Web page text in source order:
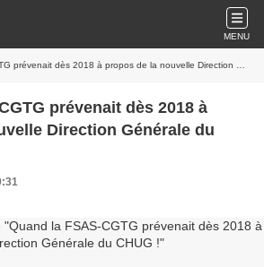
MENU
dès 2018 à propos de la nouvelle Direction Générale du CHUG !
prévenait dès 2018 à
Direction Générale du